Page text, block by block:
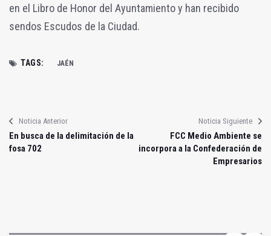
en el Libro de Honor del Ayuntamiento y han recibido
sendos Escudos de la Ciudad.
TAGS: JAÉN
Noticia Anterior
En busca de la delimitación de la
fosa 702
Noticia Siguiente
FCC Medio Ambiente se
incorpora a la Confederación de
Empresarios